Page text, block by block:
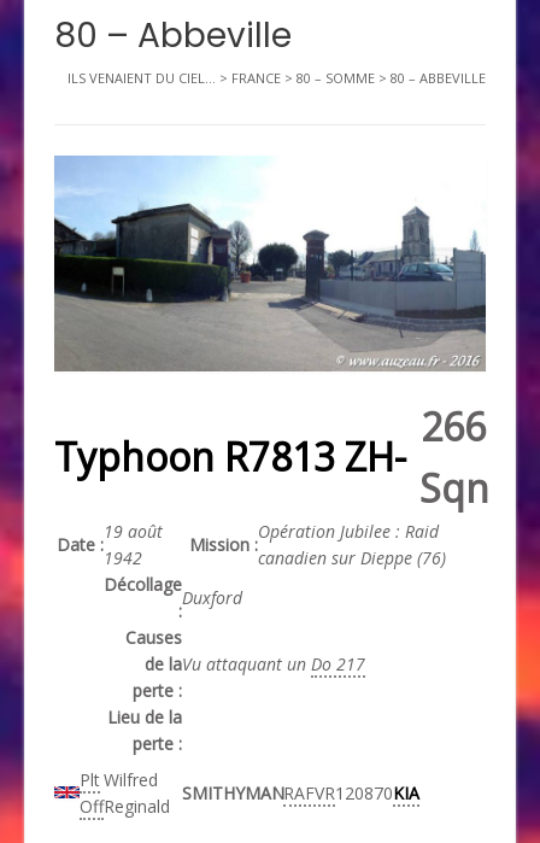
80 – Abbeville
ILS VENAIENT DU CIEL... > FRANCE > 80 – SOMME > 80 – ABBEVILLE
Typhoon R7813 ZH-
266
Sqn
Date :
19 août
1942
Mission :
Opération Jubilee : Raid
canadien sur Dieppe (76)
Décollage
:
Duxford
Causes
de la
perte :
Vu attaquant un Do 217
Lieu de la
perte :
Plt
Off
Wilfred
Reginald
SMITHYMANRAFVR120870KIA